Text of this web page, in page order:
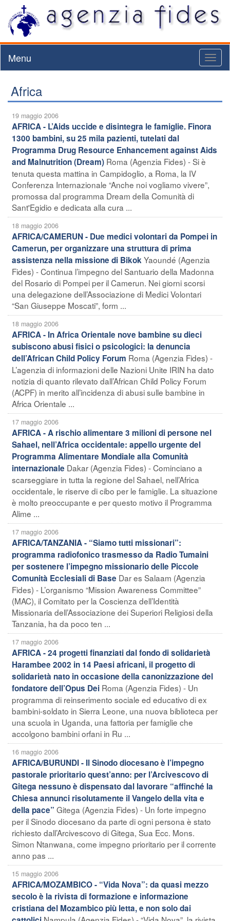
Menu
Africa
19 maggio 2006
AFRICA - L’Aids uccide e disintegra le famiglie. Finora
1300 bambini, su 25 mila pazienti, tutelati dal
Programma Drug Resource Enhancement against Aids
and Malnutrition (Dream) Roma (Agenzia Fides) - Si è
tenuta questa mattina in Campidoglio, a Roma, la IV
Conferenza Internazionale “Anche noi vogliamo vivere”,
promossa dal programma Dream della Comunità di
Sant'Egidio e dedicata alla cura ...
18 maggio 2006
AFRICA/CAMERUN - Due medici volontari da Pompei in
Camerun, per organizzare una struttura di prima
assistenza nella missione di BikokYaoundé (Agenzia
Fides) - Continua l’impegno del Santuario della Madonna
del Rosario di Pompei per il Camerun. Nei giorni scorsi
una delegazione dell’Associazione di Medici Volontari
“San Giuseppe Moscati”, form ...
18 maggio 2006
AFRICA - In Africa Orientale nove bambine su dieci
subiscono abusi fisici o psicologici: la denuncia
dell’African Child Policy Forum Roma (Agenzia Fides) -
L’agenzia di informazioni delle Nazioni Unite IRIN ha dato
notizia di quanto rilevato dall’African Child Policy Forum
(ACPF) in merito all’incidenza di abusi sulle bambine in
Africa Orientale ...
17 maggio 2006
AFRICA - A rischio alimentare 3 milioni di persone nel
Sahael, nell’Africa occidentale: appello urgente del
Programma Alimentare Mondiale alla Comunità
internazionale Dakar (Agenzia Fides) - Cominciano a
scarseggiare in tutta la regione del Sahael, nell’Africa
occidentale, le riserve di cibo per le famiglie. La situazione
è molto preoccupante e per questo motivo il Programma
Alime ...
17 maggio 2006
AFRICA/TANZANIA - “Siamo tutti missionari”:
programma radiofonico trasmesso da Radio Tumaini
per sostenere l’impegno missionario delle Piccole
Comunità Ecclesiali di Base Dar es Salaam (Agenzia
Fides) - L’organismo “Mission Awareness Committee”
(MAC), il Comitato per la Coscienza dell’Identità
Missionaria dell’Associazione dei Superiori Religiosi della
Tanzania, ha da poco ten ...
17 maggio 2006
AFRICA - 24 progetti finanziati dal fondo di solidarietà
Harambee 2002 in 14 Paesi africani, il progetto di
solidarietà nato in occasione della canonizzazione del
fondatore dell’Opus Dei Roma (Agenzia Fides) - Un
programma di reinserimento sociale ed educativo di ex
bambini-soldato in Sierra Leone, una nuova biblioteca per
una scuola in Uganda, una fattoria per famiglie che
accolgono bambini orfani in Ru ...
16 maggio 2006
AFRICA/BURUNDI - Il Sinodo diocesano è l’impegno
pastorale prioritario quest’anno: per l’Arcivescovo di
Gitega nessuno è dispensato dal lavorare “affinché la
Chiesa annunci risolutamente il Vangelo della vita e
della pace” Gitega (Agenzia Fides) - Un forte impegno
per il Sinodo diocesano da parte di ogni persona è stato
richiesto dall’Arcivescovo di Gitega, Sua Ecc. Mons.
Simon Ntanwana, come impegno prioritario per il corrente
anno pas ...
15 maggio 2006
AFRICA/MOZAMBICO - “Vida Nova”: da quasi mezzo
secolo è la rivista di formazione e informazione
cristiana del Mozambico più letta, e non solo dai